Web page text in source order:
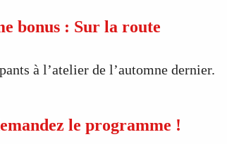
bonus : Sur la route
à l’atelier de l’automne dernier.
le programme !